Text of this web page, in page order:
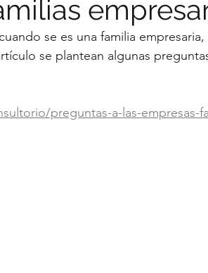
se es una familia empresaria,
se plantean algunas
preguntas-a-las-empresas-